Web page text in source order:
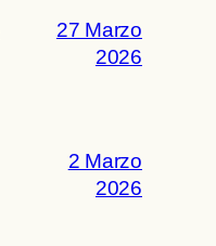
27 Marzo
2026
2 Marzo
2026